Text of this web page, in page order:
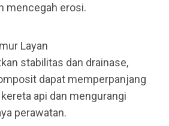
mencegah erosi.
Layan
stabilitas dan drainase,
dapat memperpanjang
api dan mengurangi
perawatan.